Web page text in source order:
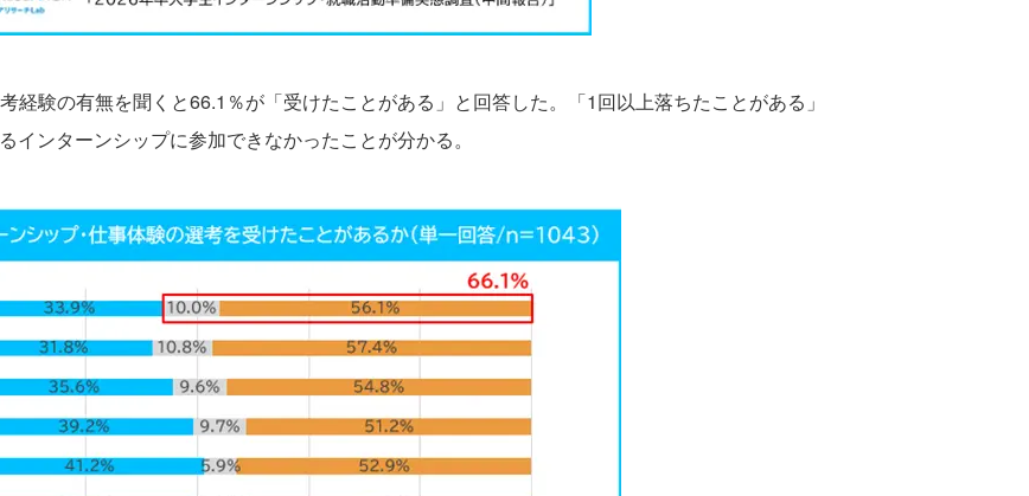
験の有無を聞くと66.1％が「受けたことがある」と回答した。「1回以上落ちたことがある」
ンターンシップに参加できなかったことが分かる。